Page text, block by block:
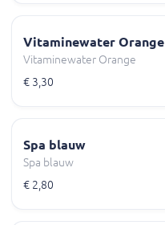
Vitaminewater Orange
Vitaminewater Orange
€ 3,30
Spa blauw
Spa blauw
€ 2,80